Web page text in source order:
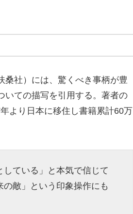
桑社）には、驚くべき事柄が豊
いての描写を引用する。著者の
より日本に移住し書籍累計60万
ている」と本気で信じて
敵」という印象操作にも